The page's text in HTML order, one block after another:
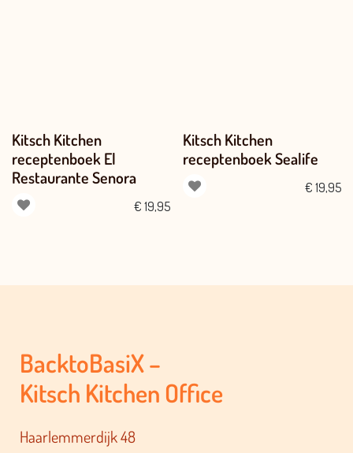
Kitsch Kitchen
receptenboek El
Restaurante Senora
€ 19,95
Kitsch Kitchen
receptenboek Sealife
€ 19,95
BacktoBasiX –
Kitsch Kitchen Office
Haarlemmerdijk 48